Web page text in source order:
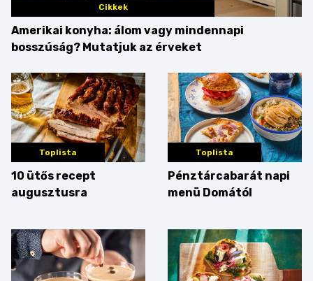
Cikkek
Amerikai konyha: álom vagy mindennapi
bosszúság? Mutatjuk az érveket
Toplista
10 ütős recept
augusztusra
Toplista
Pénztárcabarát napi
menü Domától